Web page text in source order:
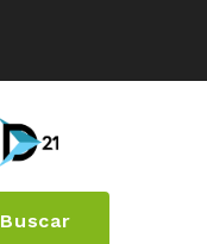
Buscar